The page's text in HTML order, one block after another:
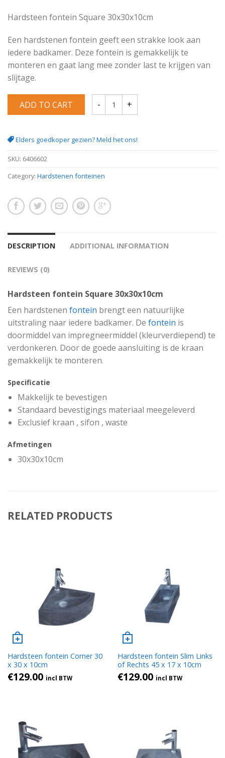
Hardsteen fontein Square 30x30x10cm
Een hardstenen fontein geeft een strakke look aan
iedere badkamer. Deze fontein is gemakkelijk te
monteren en gaat lang mee zonder last te krijgen van
slijtage.
ADD TO CART
Elders goedkoper gezien? Meld het ons!
SKU: 6406602
Category: Hardstenen fonteinen
DESCRIPTION ADDITIONAL INFORMATION
REVIEWS (0)
Hardsteen fontein Square 30x30x10cm
Een hardstenen fontein brengt een natuurlijke
uitstraling naar iedere badkamer. De fontein is
doormiddel van impregneermiddel (kleurverdiepend) te
verdonkeren. Door de goede aansluiting is de kraan
gemakkelijk te monteren.
Specificatie
Makkelijk te bevestigen
Standaard bevestigings materiaal meegeleverd
Exclusief kraan , sifon , waste
Afmetingen
30x30x10cm
RELATED PRODUCTS
Hardsteen fontein Corner 30
x 30 x 10cm
€129.00 incl BTW
Hardsteen fontein Slim Links
of Rechts 45 x 17 x 10cm
€129.00 incl BTW